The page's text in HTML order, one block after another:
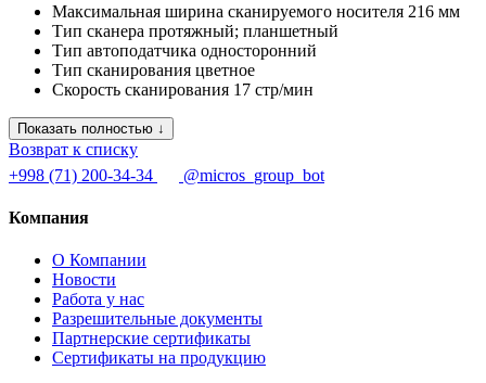
Максимальная ширина сканируемого носителя 216 мм
Тип сканера протяжный; планшетный
Тип автоподатчика односторонний
Тип сканирования цветное
Скорость сканирования 17 стр/мин
Показать полностью ↓
Возврат к списку
+998 (71) 200-34-34
@micros_group_bot
Компания
О Компании
Новости
Работа у нас
Разрешительные документы
Партнерские сертификаты
Сертификаты на продукцию